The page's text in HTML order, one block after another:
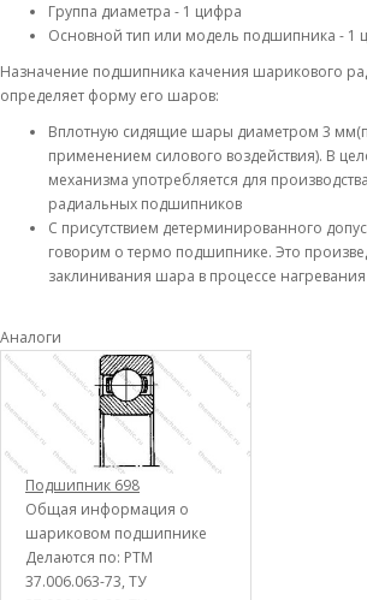
Группа диаметра - 1 цифра
Основной тип или модель подшипника - 1
Назначение подшипника качения шарикового
определяет форму его шаров:
Вплотную сидящие шары диаметром 3
применением силового воздействия). В
механизма употребляется для
радиальных подшипников
С присутствием детерминированного
говорим о термо подшипнике. Это
заклинивания шара в процессе нагревания
Аналоги
Подшипник 698
Общая информация о
шариковом подшипнике
Делаются по: РТМ
37.006.063-73, ТУ